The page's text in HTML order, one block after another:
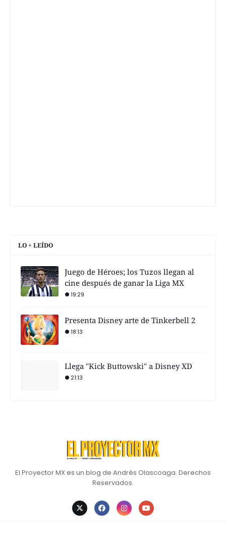
LO + LEÍDO
Juego de Héroes; los Tuzos llegan al
cine después de ganar la Liga MX
19:29
Presenta Disney arte de Tinkerbell 2
18:13
Llega "Kick Buttowski" a Disney XD
21:13
El Proyector MX es un blog de Andrés Olascoaga. Derechos
Reservados.